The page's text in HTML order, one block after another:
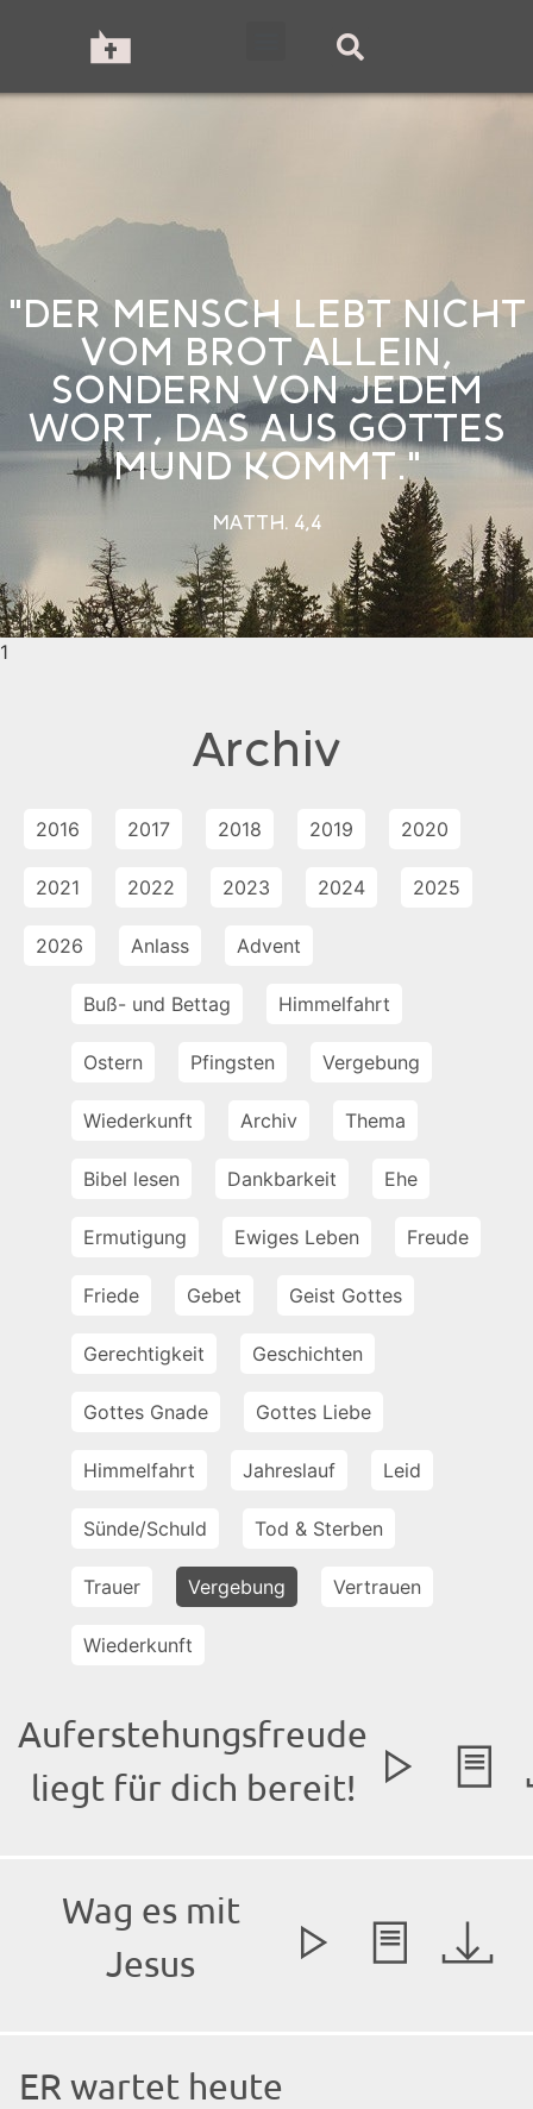
"DER MENSCH LEBT NICHT
VOM BROT ALLEIN,
SONDERN VON JEDEM
WORT, DAS AUS GOTTES
MUND KOMMT."
MATTH. 4,4
1
Archiv
2016 2017 2018 2019 2020
2021 2022 2023 2024 2025
2026 Anlass Advent
Buß- und Bettag Himmelfahrt
Ostern Pfingsten Vergebung
Wiederkunft Archiv Thema
Bibel lesen Dankbarkeit Ehe
Ermutigung Ewiges Leben Freude
Friede Gebet Geist Gottes
Gerechtigkeit Geschichten
Gottes Gnade Gottes Liebe
Himmelfahrt Jahreslauf Leid
Sünde/Schuld Tod & Sterben
Trauer Vergebung Vertrauen
Wiederkunft
Auferstehungsfreude
liegt für dich bereit!
Wag es mit
Jesus
ER wartet heute